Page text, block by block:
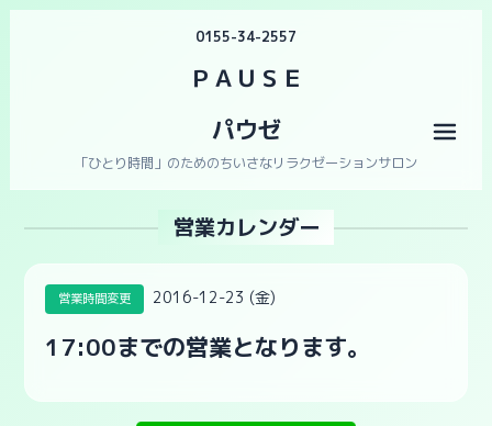
0155-34-2557
ＰＡＵＳＥ
パウゼ
「ひとり時間」のためのちいさなリラクゼーションサロン
営業カレンダー
営業時間変更 2016-12-23 (金)
17:00までの営業となります。